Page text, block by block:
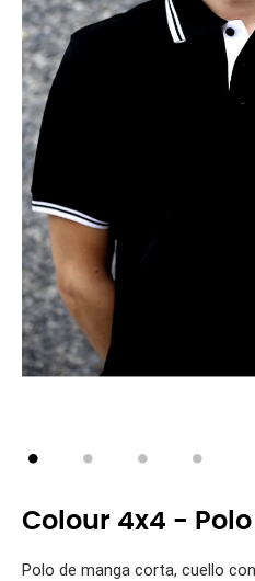
Colour 4x4 -
Polo de manga corta, cuello